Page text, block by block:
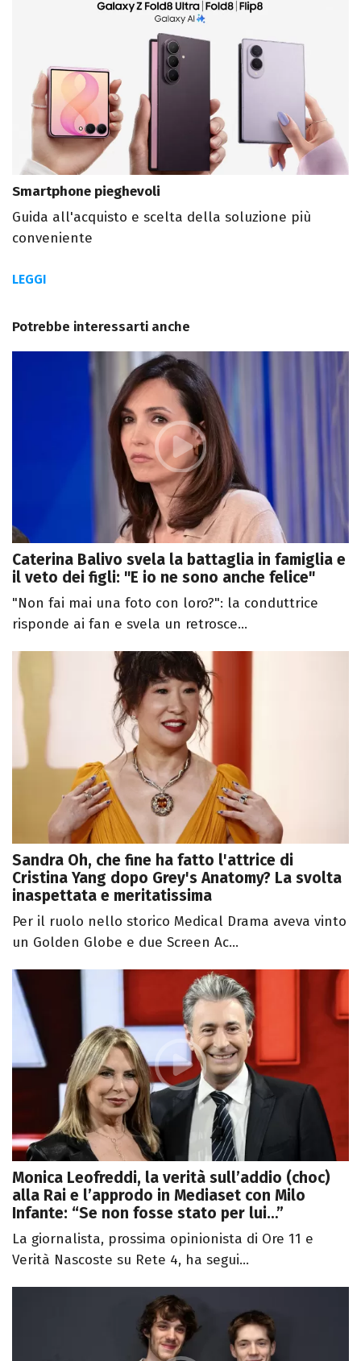
Smartphone pieghevoli
Guida all'acquisto e scelta della soluzione più
conveniente
LEGGI
Potrebbe interessarti anche
Caterina Balivo svela la battaglia in famiglia e
il veto dei figli: "E io ne sono anche felice"
"Non fai mai una foto con loro?": la conduttrice
risponde ai fan e svela un retrosce...
Sandra Oh, che fine ha fatto l'attrice di
Cristina Yang dopo Grey's Anatomy? La svolta
inaspettata e meritatissima
Per il ruolo nello storico Medical Drama aveva vinto
un Golden Globe e due Screen Ac...
Monica Leofreddi, la verità sull’addio (choc)
alla Rai e l’approdo in Mediaset con Milo
Infante: “Se non fosse stato per lui…”
La giornalista, prossima opinionista di Ore 11 e
Verità Nascoste su Rete 4, ha segui...